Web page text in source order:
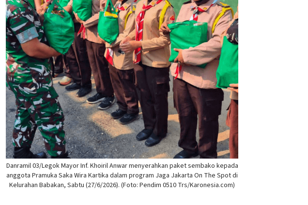
Danramil 03/Legok Mayor Inf. Khoiril Anwar menyerahkan paket sembako kepada
anggota Pramuka Saka Wira Kartika dalam program Jaga Jakarta On The Spot di
Kelurahan Babakan, Sabtu (27/6/2026). (Foto: Pendim 0510 Trs/Karonesia.com)